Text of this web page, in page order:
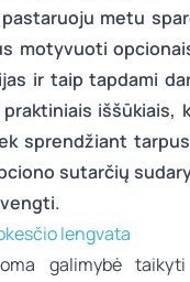
metu
motyvuoti
ir taip tapdami
iššūkiais,
sprendžiant
sutarčių
lengvata
galimybė